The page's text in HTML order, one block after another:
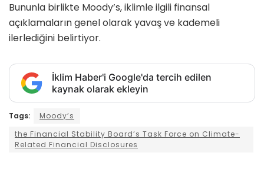
Bununla birlikte Moody’s, iklimle ilgili finansal
açıklamaların genel olarak yavaş ve kademeli
ilerlediğini belirtiyor.
İklim Haber'i Google'da tercih edilen
kaynak olarak ekleyin
Tags:
Moody’s
the Financial Stability Board’s Task Force on Climate-
Related Financial Disclosures